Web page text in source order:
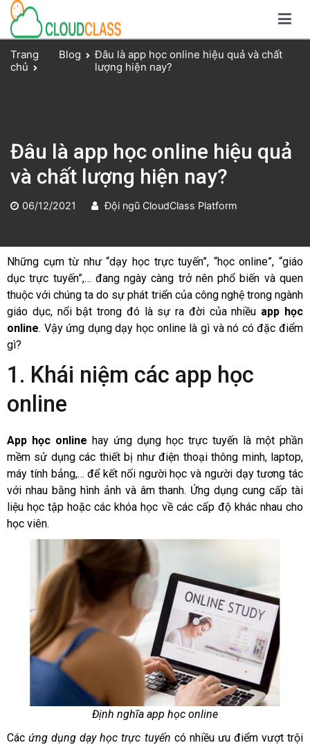
Nền tảng CloudClass
Trang
chủ
Blog
Đâu là app học online hiệu quả và chất
lượng hiện nay?
Đâu là app học online hiệu quả
và chất lượng hiện nay?
06/12/2021 Đội ngũ CloudClass Platform
Những cụm từ như “dạy học trực tuyến”, “học online”, “giáo
dục trực tuyến”,… đang ngày càng trở nên phổ biến và quen
thuộc với chúng ta do sự phát triển của công nghệ trong ngành
giáo dục, nổi bật trong đó là sự ra đời của nhiều app học
online. Vậy ứng dụng dạy học online là gì và nó có đặc điểm
gì?
1. Khái niệm các app học
online
App học online hay ứng dụng học trực tuyến là một phần
mềm sử dụng các thiết bị như điện thoại thông minh, laptop,
máy tính bảng,… để kết nối người học và người dạy tương tác
với nhau bằng hình ảnh và âm thanh. Ứng dụng cung cấp tài
liệu học tập hoặc các khóa học về các cấp độ khác nhau cho
học viên.
Định nghĩa app học online
Các ứng dụng dạy học trực tuyến có nhiều ưu điểm vượt trội